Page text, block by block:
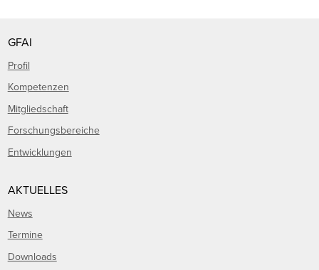
GFAI
Profil
Kompetenzen
Mitgliedschaft
Forschungsbereiche
Entwicklungen
AKTUELLES
News
Termine
Downloads